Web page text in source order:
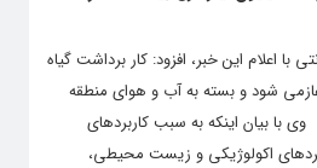
با اعلام این خبر، افزود: کار برداشت گیاه
شود و بسته به آب و هوای منطقه
دارد. وی با بیان اینکه به سبب کاربردهای
اکولوژیکی و زیست محیطی،